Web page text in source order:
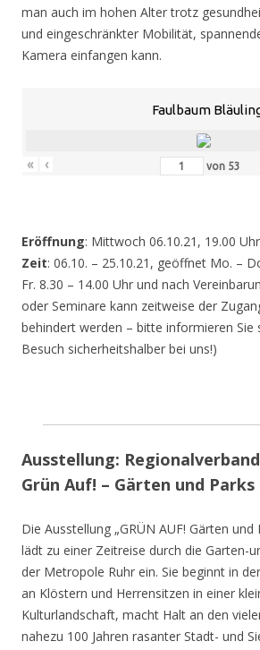
man auch im hohen Alter trotz
und eingeschränkter Mobilität,
Kamera einfangen kann.
Faulbaum
« ‹ von 53
Eröffnung: Mittwoch 06.10.21, 19.00 Uhr
Zeit: 06.10. – 25.10.21, geöffnet Mo. –
Fr. 8.30 – 14.00 Uhr und nach
oder Seminare kann zeitweise der
behindert werden – bitte informieren Sie
Besuch sicherheitshalber bei uns!)
Ausstellung:
Grün Auf! – Gärten und
Die Ausstellung „GRÜN AUF! Gärten und
lädt zu einer Zeitreise durch die Garten-
der Metropole Ruhr ein. Sie beginnt in
an Klöstern und Herrensitzen in einer
Kulturlandschaft, macht Halt an den
nahezu 100 Jahren rasanter Stadt- und